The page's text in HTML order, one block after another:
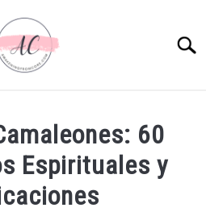
60
Espirituales y